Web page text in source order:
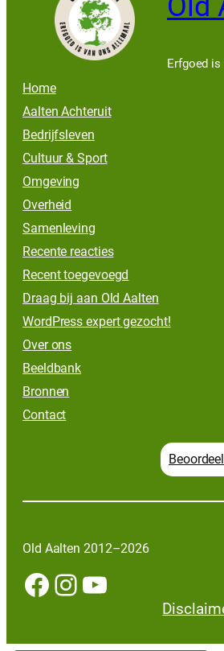
Erfgoed is
Home
Aalten Achteruit
Bedrijfsleven
Cultuur & Sport
Omgeving
Overheid
Samenleving
Recente reacties
Recent toegevoegd
Draag bij aan Old Aalten
WordPress expert gezocht!
Over ons
Beeldbank
Bronnen
Contact
Old Aalten 2012–2026
Facebook InstagramYouTube